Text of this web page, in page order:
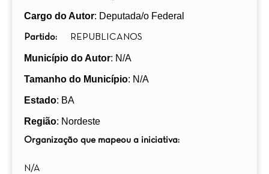
Cargo do Autor: Deputada/o Federal
Partido: REPUBLICANOS
Município do Autor: N/A
Tamanho do Município: N/A
Estado: BA
Região: Nordeste
Organização que mapeou a iniciativa:
N/A